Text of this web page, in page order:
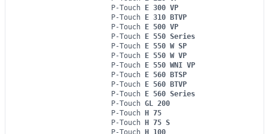
P-Touch E 300 VP
P-Touch E 310 BTVP
P-Touch E 500 VP
P-Touch E 550 Series
P-Touch E 550 W SP
P-Touch E 550 W VP
P-Touch E 550 WNI VP
P-Touch E 560 BTSP
P-Touch E 560 BTVP
P-Touch E 560 Series
P-Touch GL 200
P-Touch H 75
P-Touch H 75 S